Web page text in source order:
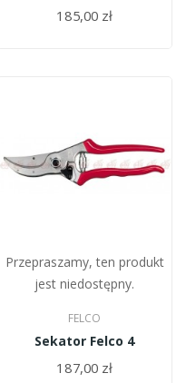
185,00 zł
Przepraszamy, ten produkt
jest niedostępny.
FELCO
Sekator Felco 4
187,00 zł